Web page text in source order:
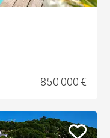
850 000 €